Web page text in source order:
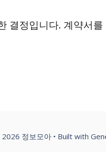
결정입니다. 계약서
정보모아 • Built with